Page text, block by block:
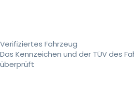
Verifiziertes Fahrzeug
Das Kennzeichen und der TÜV des
überprüft